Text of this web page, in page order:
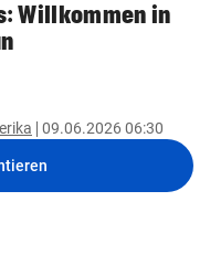
Willkommen in
09.06.2026 06:30